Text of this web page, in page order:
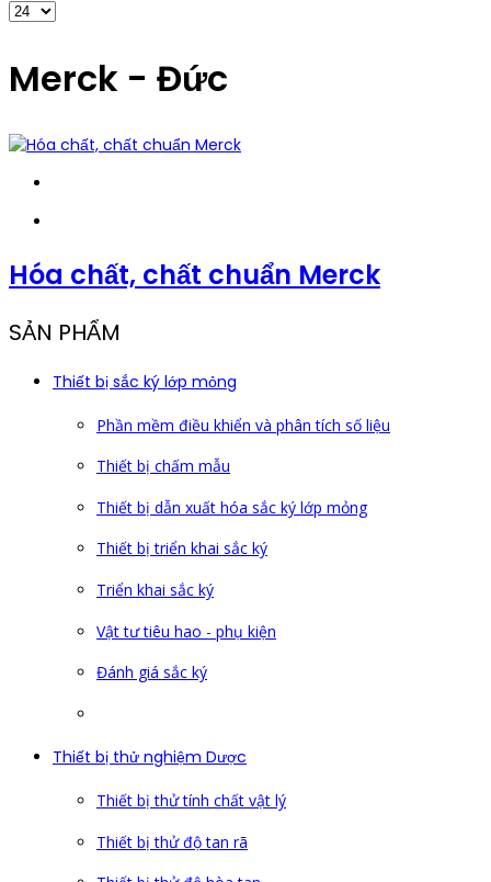
Merck - Đức
Hóa chất, chất chuẩn Merck
SẢN PHẨM
Thiết bị sắc ký lớp mỏng
Phần mềm điều khiển và phân tích số liệu
Thiết bị chấm mẫu
Thiết bị dẫn xuất hóa sắc ký lớp mỏng
Thiết bị triển khai sắc ký
Triển khai sắc ký
Vật tư tiêu hao - phụ kiện
Đánh giá sắc ký
Thiết bị thử nghiệm Dược
Thiết bị thử tính chất vật lý
Thiết bị thử độ tan rã